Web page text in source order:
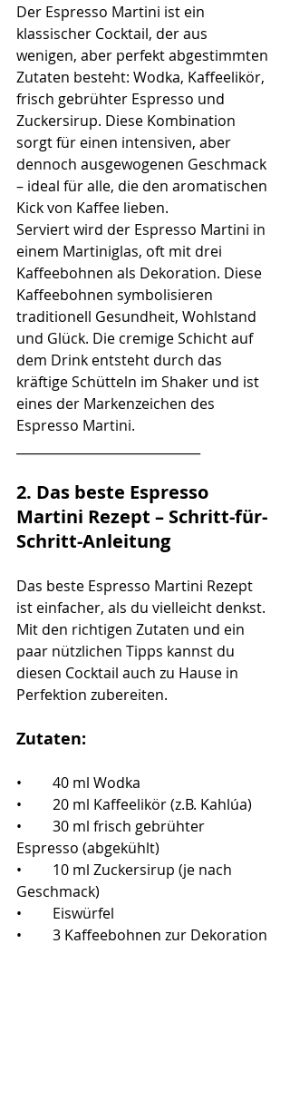
Der Espresso Martini ist ein
klassischer Cocktail, der aus
wenigen, aber perfekt abgestimmten
Zutaten besteht: Wodka, Kaffeelikör,
frisch gebrühter Espresso und
Zuckersirup. Diese Kombination
sorgt für einen intensiven, aber
dennoch ausgewogenen Geschmack
– ideal für alle, die den aromatischen
Kick von Kaffee lieben.
Serviert wird der Espresso Martini in
einem Martiniglas, oft mit drei
Kaffeebohnen als Dekoration. Diese
Kaffeebohnen symbolisieren
traditionell Gesundheit, Wohlstand
und Glück. Die cremige Schicht auf
dem Drink entsteht durch das
kräftige Schütteln im Shaker und ist
eines der Markenzeichen des
Espresso Martini.
2. Das beste Espresso
Martini Rezept – Schritt-für-
Schritt-Anleitung
Das beste Espresso Martini Rezept
ist einfacher, als du vielleicht denkst.
Mit den richtigen Zutaten und ein
paar nützlichen Tipps kannst du
diesen Cocktail auch zu Hause in
Perfektion zubereiten.
Zutaten:
•	40 ml Wodka
•	20 ml Kaffeelikör (z.B. Kahlúa)
•	30 ml frisch gebrühter
Espresso (abgekühlt)
•	10 ml Zuckersirup (je nach
Geschmack)
•	Eiswürfel
•	3 Kaffeebohnen zur Dekoration